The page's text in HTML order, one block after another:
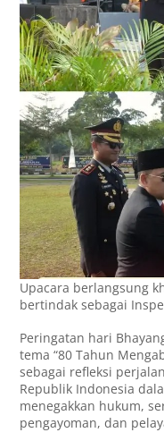
Upacara berlangsung
bertindak sebagai
Peringatan hari
tema “80 Tahun
sebagai refleksi
Republik Indonesia
menegakkan hukum,
pengayoman, dan